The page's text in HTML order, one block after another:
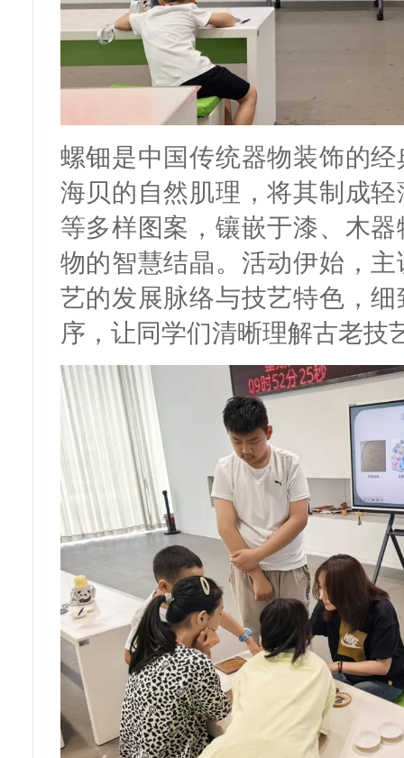
螺钿是中国传统器物装饰的
海贝的自然肌理，将其制成
等多样图案，镶嵌于漆、木
物的智慧结晶。活动伊始，
艺的发展脉络与技艺特色，
序，让同学们清晰理解古老技